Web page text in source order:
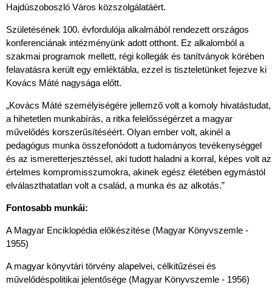
Hajdúszoboszló Város közszolgálatáért.
Születésének 100. évfordulója alkalmából rendezett országos
konferenciának intézményünk adott otthont. Ez alkalomból a
szakmai programok mellett, régi kollegák és tanítványok körében
felavatásra került egy emléktábla, ezzel is tiszteletünket fejezve ki
Kovács Máté nagysága előtt.
„Kovács Máté személyiségére jellemző volt a komoly hivatástudat,
a hihetetlen munkabírás, a ritka felelősségérzet a magyar
művelődés korszerűsítéséért. Olyan ember volt, akinél a
pedagógus munka összefonódott a tudományos tevékenységgel
és az ismeretterjesztéssel, aki tudott haladni a korral, képes volt az
értelmes kompromisszumokra, akinek egész életében egymástól
elválaszthatatlan volt a család, a munka és az alkotás.”
Fontosabb munkái:
A Magyar Enciklopédia előkészítése (Magyar Könyvszemle -
1955)
A magyar könyvtári törvény alapelvei, célkitűzései és
művelődéspolitikai jelentősége (Magyar Könyvszemle - 1956)